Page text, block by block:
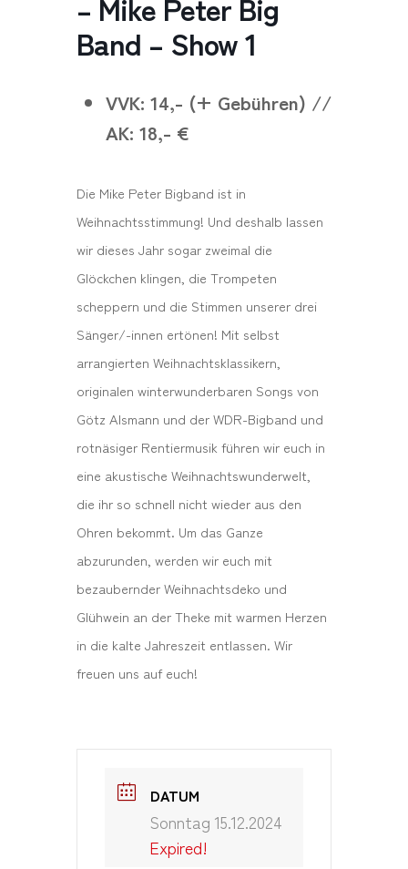
Band – Show 1
VVK: 14,- (+ Gebühren) //
AK: 18,- €
Die Mike Peter Bigband ist in
Weihnachtsstimmung! Und deshalb lassen
wir dieses Jahr sogar zweimal die
Glöckchen klingen, die Trompeten
scheppern und die Stimmen unserer drei
Sänger/-innen ertönen! Mit selbst
arrangierten Weihnachtsklassikern,
originalen winterwunderbaren Songs von
Götz Alsmann und der WDR-Bigband und
rotnäsiger Rentiermusik führen wir euch in
eine akustische Weihnachtswunderwelt,
die ihr so schnell nicht wieder aus den
Ohren bekommt. Um das Ganze
abzurunden, werden wir euch mit
bezaubernder Weihnachtsdeko und
Glühwein an der Theke mit warmen Herzen
in die kalte Jahreszeit entlassen. Wir
freuen uns auf euch!
DATUM
Sonntag 15.12.2024
Expired!